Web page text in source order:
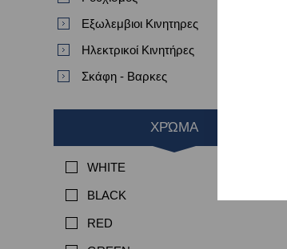
Εξωλεμβιοι Κινητηρες
Ηλεκτρικοί Κινητήρες
Σκάφη - Βαρκες
ΧΡΏΜΑ
WHITE
BLACK
RED